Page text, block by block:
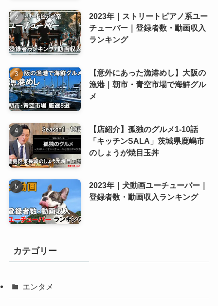
2023年｜ストリートピアノ系ユー
チューバー｜登録者数・動画収入
ランキング
【意外にあった漁港めし】大阪の
漁港｜朝市・青空市場で海鮮グル
メ
【店紹介】孤独のグルメ1-10話
「キッチンSALA」茨城県鹿嶋市
のしょうが焼目玉丼
2023年｜犬動画ユーチューバー｜
登録者数・動画収入ランキング
カテゴリー
エンタメ